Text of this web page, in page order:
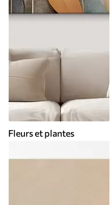
Fleurs et plantes